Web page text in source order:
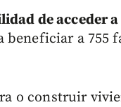
de acceder
beneficiar a 755
o construir